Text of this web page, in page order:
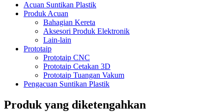
Acuan Suntikan Plastik
Produk Acuan
Bahagian Kereta
Aksesori Produk Elektronik
Lain-lain
Prototaip
Prototaip CNC
Prototaip Cetakan 3D
Prototaip Tuangan Vakum
Pengacuan Suntikan Plastik
Produk yang diketengahkan